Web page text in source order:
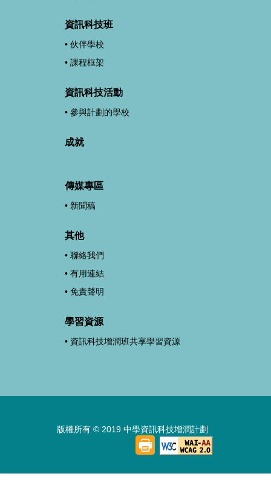
資訊科技班
伙伴學校
課程框架
資訊科技活動
參與計劃的學校
成就
傳媒專區
新聞稿
其他
聯絡我們
有用連結
免責聲明
學習資源
資訊科技增潤班共享學習資源
版權所有 © 2019 中學資訊科技增潤計劃